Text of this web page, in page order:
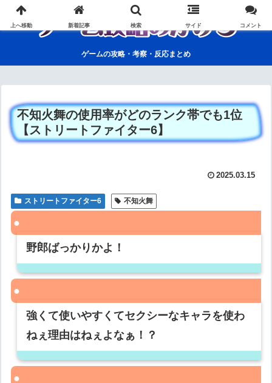
ゲームの攻略・考察・反応まとめ
不知火舞の使用率がどのランク帯でも1位
【ストリートファイター6】
2025.03.15
ストリートファイター6 不知火舞
野郎ばっかりかよ！
強くて使いやすくてセクシーなキャラを使わ
ねぇ理由はねぇよなぁ！？
上へ移動 新着記事 検索 サイド コメント